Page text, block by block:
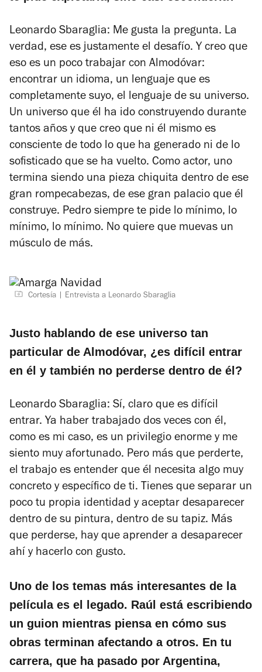
Leonardo Sbaraglia: Me gusta la pregunta. La
verdad, ese es justamente el desafío. Y creo que
eso es un poco trabajar con Almodóvar:
encontrar un idioma, un lenguaje que es
completamente suyo, el lenguaje de su universo.
Un universo que él ha ido construyendo durante
tantos años y que creo que ni él mismo es
consciente de todo lo que ha generado ni de lo
sofisticado que se ha vuelto. Como actor, uno
termina siendo una pieza chiquita dentro de ese
gran rompecabezas, de ese gran palacio que él
construye. Pedro siempre te pide lo mínimo, lo
mínimo, lo mínimo. No quiere que muevas un
músculo de más.
Cortesía Entrevista a Leonardo Sbaraglia
Justo hablando de ese universo tan
particular de Almodóvar, ¿es difícil entrar
en él y también no perderse dentro de él?
Leonardo Sbaraglia: Sí, claro que es difícil
entrar. Ya haber trabajado dos veces con él,
como es mi caso, es un privilegio enorme y me
siento muy afortunado. Pero más que perderte,
el trabajo es entender que él necesita algo muy
concreto y específico de ti. Tienes que separar un
poco tu propia identidad y aceptar desaparecer
dentro de su pintura, dentro de su tapiz. Más
que perderse, hay que aprender a desaparecer
ahí y hacerlo con gusto.
Uno de los temas más interesantes de la
película es el legado. Raúl está escribiendo
un guion mientras piensa en cómo sus
obras terminan afectando a otros. En tu
carrera, que ha pasado por Argentina,